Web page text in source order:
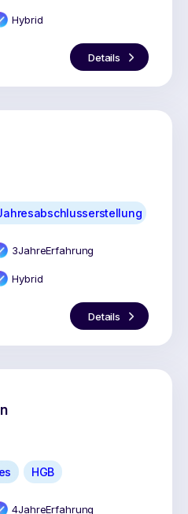
Hybrid
Details
3JahreErfahrung
Hybrid
Details
HGB
4JahreErfahrung